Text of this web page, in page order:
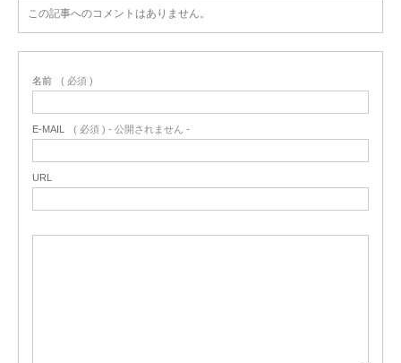
この記事へのコメントはありません。
名前 ( 必須 )
E-MAIL ( 必須 ) - 公開されません -
URL